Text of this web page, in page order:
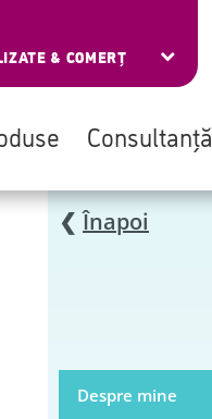
& COMERȚ
Consultanță
❮Înapoi
Despre mine